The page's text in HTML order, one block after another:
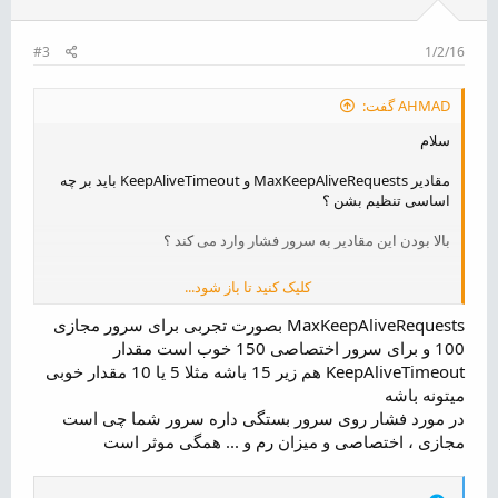
نحوه فعال سازی KeepAlive با استفاده از .httacess
فایل httacess خود اضافه کنید. این مقدار پیش فرض وب سرور را
کد:
<ifModule mod_headers.c> Header set Connection
فعال سازی keep-alive در Apache ( آپاچی )
تنظیمات آپاچی انجام دهید:
# KeepAlive: Whether or not to allow persistent
# one request per connection). Set to "Off" to
#
# MaxKeepAliveRequests: The maximum number of
# during a persistent connection. Set to 0 to
# We recommend you leave this number high, for
1/2/16
#3
AHMAD گفت:
سلام
مقادیر MaxKeepAliveRequests و KeepAliveTimeout باید بر چه
اساسی تنظیم بشن ؟
بالا بودن این مقادیر به سرور فشار وارد می کند ؟
کلیک کنید تا باز شود...
MaxKeepAliveRequests بصورت تجربی برای سرور مجازی
100 و برای سرور اختصاصی 150 خوب است مقدار
KeepAliveTimeout هم زیر 15 باشه مثلا 5 یا 10 مقدار خوبی
میتونه باشه
در مورد فشار روی سرور بستگی داره سرور شما چی است
مجازی ، اختصاصی و میزان رم و ... همگی موثر است